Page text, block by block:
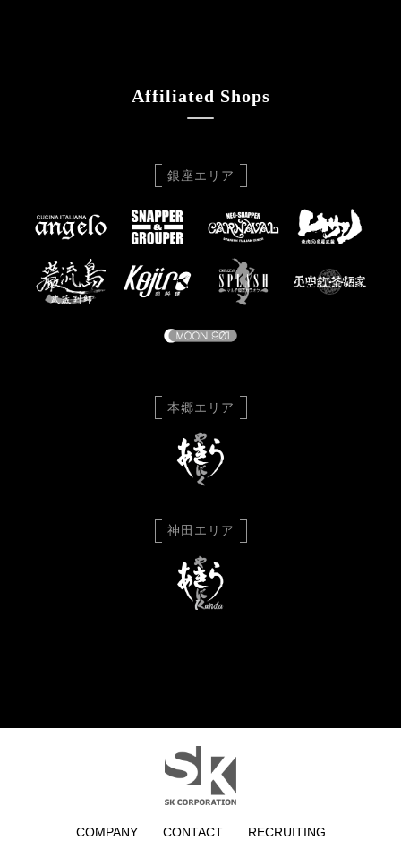
Affiliated Shops
銀座エリア
本郷エリア
神田エリア
COMPANY CONTACT RECRUITING